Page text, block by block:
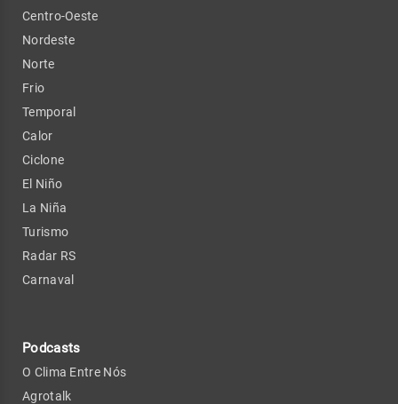
Centro-Oeste
Nordeste
Norte
Frio
Temporal
Calor
Ciclone
El Niño
La Niña
Turismo
Radar RS
Carnaval
Podcasts
O Clima Entre Nós
Agrotalk